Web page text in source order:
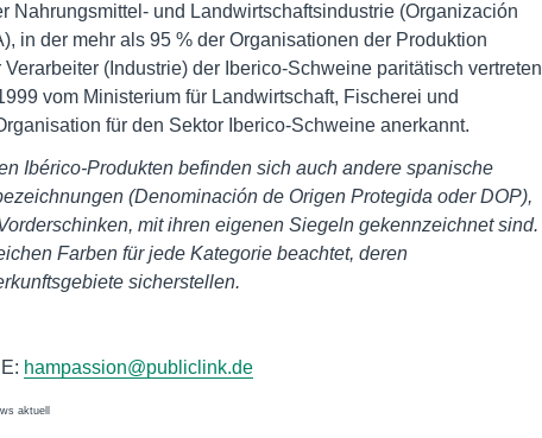
Nahrungsmittel- und Landwirtschaftsindustrie (Organización
in der mehr als 95 % der Organisationen der Produktion
(Industrie) der Iberico-Schweine paritätisch vertreten
vom Ministerium für Landwirtschaft, Fischerei und
für den Sektor Iberico-Schweine anerkannt.
Ibérico-Produkten befinden sich auch andere spanische
(Denominación de Origen Protegida oder DOP),
mit ihren eigenen Siegeln gekennzeichnet sind.
Farben für jede Kategorie beachtet, deren
sicherstellen.
hampassion@publiclink.de
aktuell